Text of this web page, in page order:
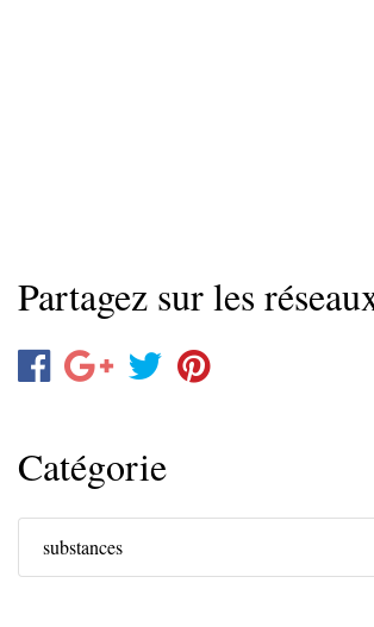
Partagez sur les
Catégorie
substances